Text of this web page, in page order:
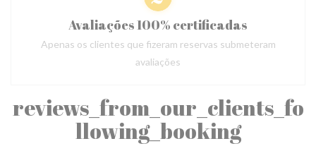
reviews_from_our_clients_fo
llowing_booking
Avaliações 100% certificadas
Apenas os clientes que fizeram reservas submeteram
avaliações